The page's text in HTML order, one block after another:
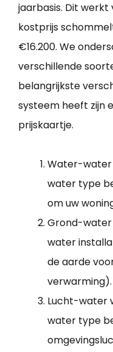
jaarbasis. Dit
kostprijs
€16.200. We
verschillende
belangrijkste
systeem heeft zijn
prijskaartje.
Water-water
water type
om uw
Grond-
water
de aarde
verwarming).
Lucht-water
water type